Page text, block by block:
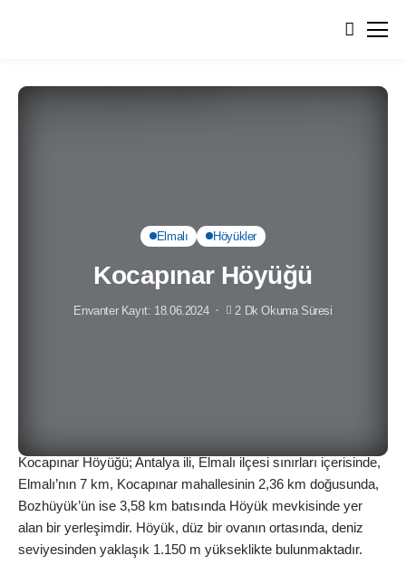
Elmalı Höyükler
Kocapınar Höyüğü
Envanter Kayıt: 18.06.2024 2 Dk Okuma Süresi
Kocapınar Höyüğü; Antalya ili, Elmalı ilçesi sınırları içerisinde,
Elmalı’nın 7 km, Kocapınar mahallesinin 2,36 km doğusunda,
Bozhüyük’ün ise 3,58 km batısında Höyük mevkisinde yer
alan bir yerleşimdir. Höyük, düz bir ovanın ortasında, deniz
seviyesinden yaklaşık 1.150 m yükseklikte bulunmaktadır.